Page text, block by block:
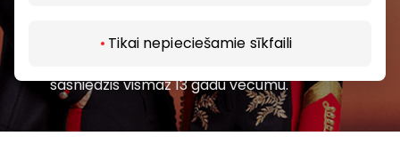
Tikai nepieciešamie sīkfaili
sasniedzis vismaz 13 gadu vecumu.